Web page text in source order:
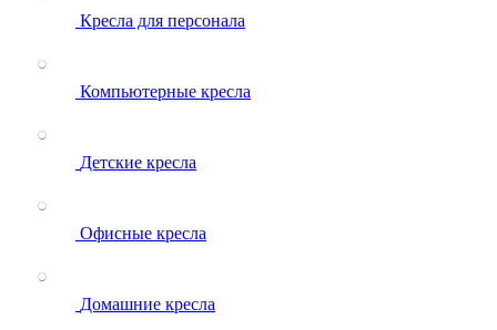
Кресла для персонала
Компьютерные кресла
Детские кресла
Офисные кресла
Домашние кресла